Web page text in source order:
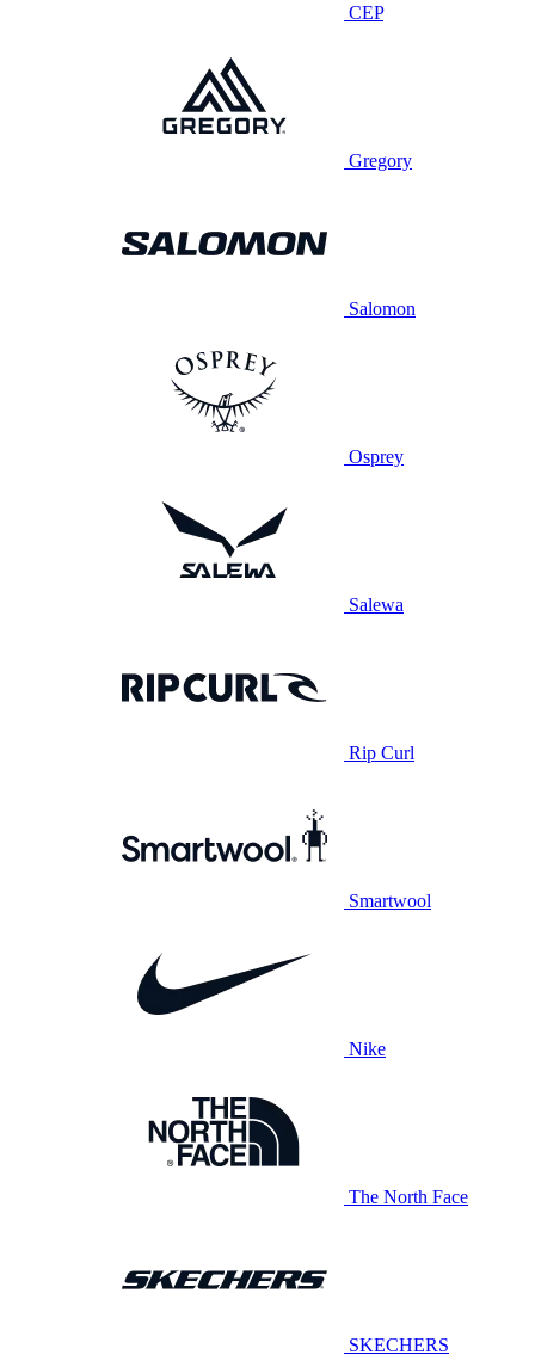
CEP
Gregory
Salomon
Osprey
Salewa
Rip Curl
Smartwool
Nike
The North Face
SKECHERS